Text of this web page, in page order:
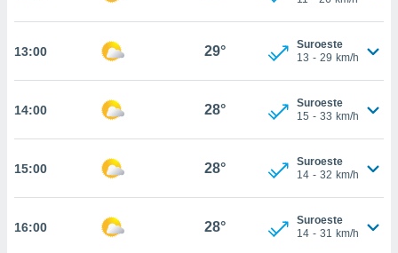
en
perfil
nuestra
13:00 29°
Suroeste
13 - 29 km/h
14:00 28°
Suroeste
15 - 33 km/h
15:00 28°
Suroeste
14 - 32 km/h
16:00 28°
Suroeste
14 - 31 km/h